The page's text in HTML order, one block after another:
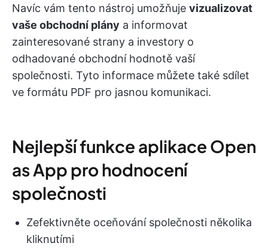
Navíc vám tento nástroj umožňuje vizualizovat
vaše obchodní plány a informovat
zainteresované strany a investory o
odhadované obchodní hodnotě vaší
společnosti. Tyto informace můžete také sdílet
ve formátu PDF pro jasnou komunikaci.
Nejlepší funkce aplikace Open
as App pro hodnocení
společnosti
Zefektivněte oceňování společnosti několika
kliknutími